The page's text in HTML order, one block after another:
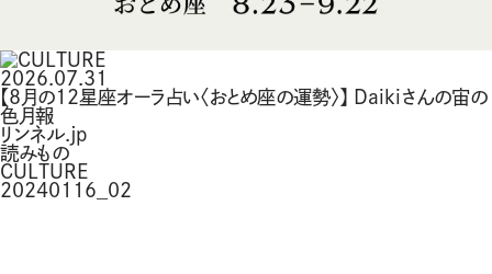
2026.07.31
【8月の12星座オーラ占い〈おとめ座の運勢〉】 Daikiさんの宙の
色月報
リンネル.jp
読みもの
CULTURE
20240116_02